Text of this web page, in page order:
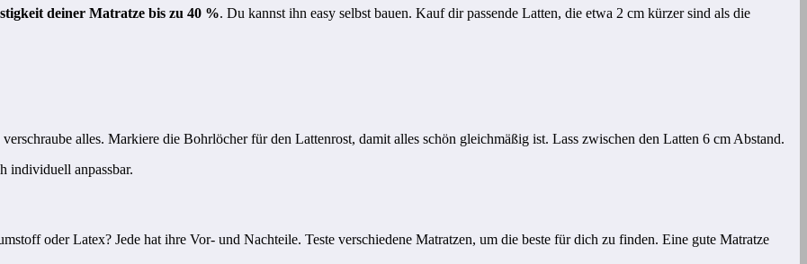
deiner Matratze bis zu 40 %. Du kannst ihn easy selbst bauen. Kauf dir passende Latten, die etwa 2 cm kürzer sind als die
alles. Markiere die Bohrlöcher für den Lattenrost, damit alles schön gleichmäßig ist. Lass zwischen den Latten 6 cm Abstand.
individuell anpassbar.
oder Latex? Jede hat ihre Vor- und Nachteile. Teste verschiedene Matratzen, um die beste für dich zu finden. Eine gute Matratze